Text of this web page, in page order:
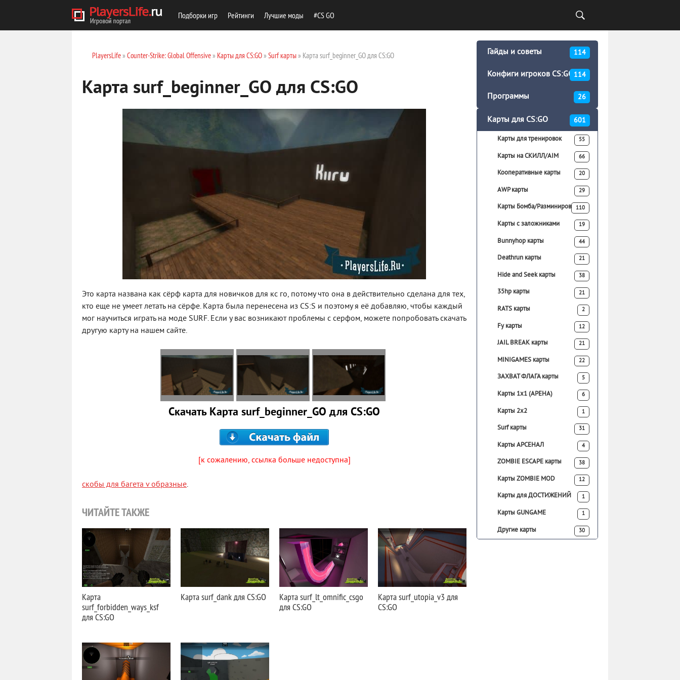
Подборки игр Рейтинги Лучшие моды #CS GO
PlayersLife» Counter-Strike: Global Offensive» Карты для CS:GO» Surf карты» Карта surf_beginner_GO для CS:GO
Карта surf_beginner_GO для CS:GO
Это карта названа как сёрф карта для новичков для кс го, потому что она в действительно сделана для тех,
кто еще не умеет летать на сёрфе. Карта была перенесена из CS:S и поэтому я её добавляю, чтобы каждый
мог научиться играть на моде SURF. Если у вас возникают проблемы с серфом, можете попробовать скачать
другую карту на нашем сайте.
Скачать Карта surf_beginner_GO для CS:GO
[к сожалению, ссылка больше недоступна]
скобы для багета v образные.
ЧИТАЙТЕ ТАКЖЕ
Карта
surf_forbidden_ways_ksf
для CS:GO
Карта surf_dank для CS:GO
Карта surf_lt_omnific_csgo
для CS:GO
Карта surf_utopia_v3 для
CS:GO
Гайды и советы 114
Конфиги игроков CS:GO 114
Программы 26
Карты для CS:GO 601
Карты для тренировок 55
Карты на СКИЛЛ/AIM 66
Кооперативные карты 20
AWP карты 29
Карты Бомба/Разминирование
110
Карты с заложниками 19
Bunnyhop карты 44
Deathrun карты 21
Hide and Seek карты 38
35hp карты 21
RATS карты 2
Fy карты 12
JAIL BREAK карты 21
MINIGAMES карты 22
ЗАХВАТ ФЛАГА карты 5
Карты 1х1 (АРЕНА) 6
Карты 2х2 1
Surf карты 31
Карты АРСЕНАЛ 4
ZOMBIE ESCAPE карты 38
Карты ZOMBIE MOD 12
Карты для ДОСТИЖЕНИЙ 1
Карты GUNGAME 1
Другие карты 30